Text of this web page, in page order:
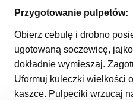
Przygotowanie pulpetów:
Obierz cebulę i drobno
ugotowaną soczewicę,
dokładnie wymieszaj.
Uformuj kuleczki wielkości
kaszce. Pulpeciki wrzucaj